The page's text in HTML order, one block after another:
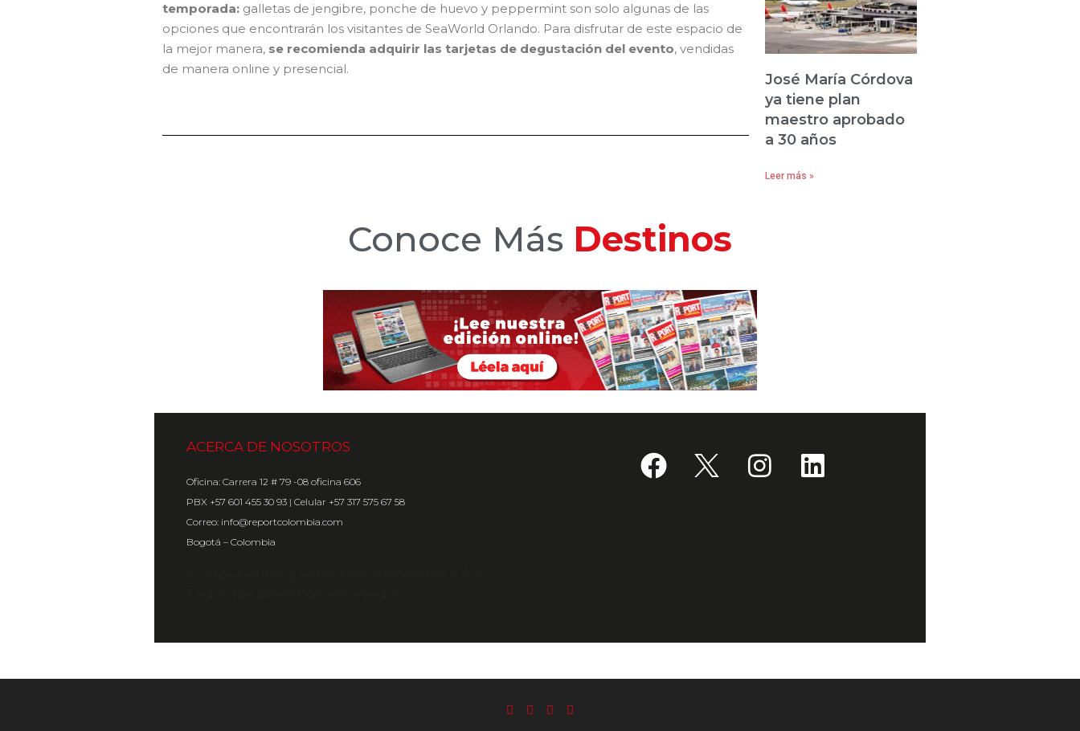
temporada: galletas de jengibre, ponche de huevo y peppermint son solo algunas de las
opciones que encontrarán los visitantes de SeaWorld Orlando. Para disfrutar de este espacio de
la mejor manera, se recomienda adquirir las tarjetas de degustación del evento, vendidas
de manera online y presencial.
José María Córdova
ya tiene plan
maestro aprobado
a 30 años
Leer más »
Conoce MásHoteles
ACERCA DE NOSOTROS
Oficina: Carrera 12 # 79 -08 oficina 606
PBX +57 601 455 30 93 | Celular +57 317 575 67 58
Correo: info@reportcolombia.com
Bogotá – Colombia